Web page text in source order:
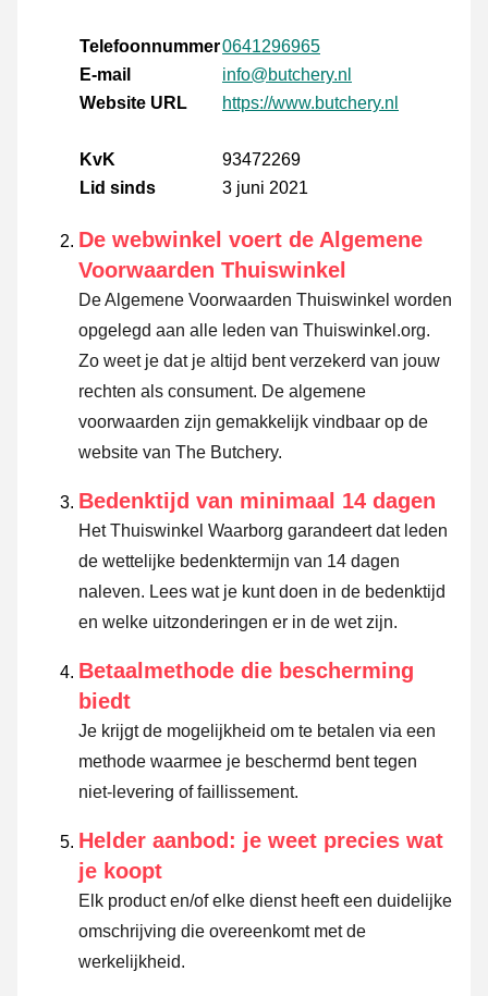
Telefoonnummer0641296965
E-mail
info@butchery.nl
Website URL
https://www.butchery.nl
KvK
93472269
Lid sinds
3 juni 2021
De webwinkel voert de Algemene
Voorwaarden Thuiswinkel
De Algemene Voorwaarden Thuiswinkel worden
opgelegd aan alle leden van Thuiswinkel.org.
Zo weet je dat je altijd bent verzekerd van jouw
rechten als consument. De algemene
voorwaarden zijn gemakkelijk vindbaar op de
website van The Butchery.
Bedenktijd van minimaal 14 dagen
Het Thuiswinkel Waarborg garandeert dat leden
de wettelijke bedenktermijn van 14 dagen
naleven. Lees wat je kunt doen in de bedenktijd
en welke uitzonderingen er in de wet zijn.
Betaalmethode die bescherming
biedt
Je krijgt de mogelijkheid om te betalen via een
methode waarmee je beschermd bent tegen
niet-levering of faillissement.
Helder aanbod: je weet precies wat
je koopt
Elk product en/of elke dienst heeft een duidelijke
omschrijving die overeenkomt met de
werkelijkheid.